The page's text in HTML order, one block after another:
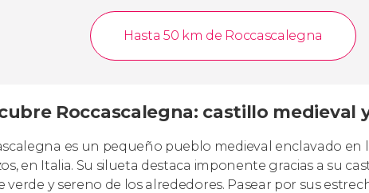
Hasta 50 km de Roccascalegna
Roccascalegna: castillo medieval
es un pequeño pueblo medieval enclavado
en Italia. Su silueta destaca imponente gracias a su
verde y sereno de los alrededores. Pasear por sus